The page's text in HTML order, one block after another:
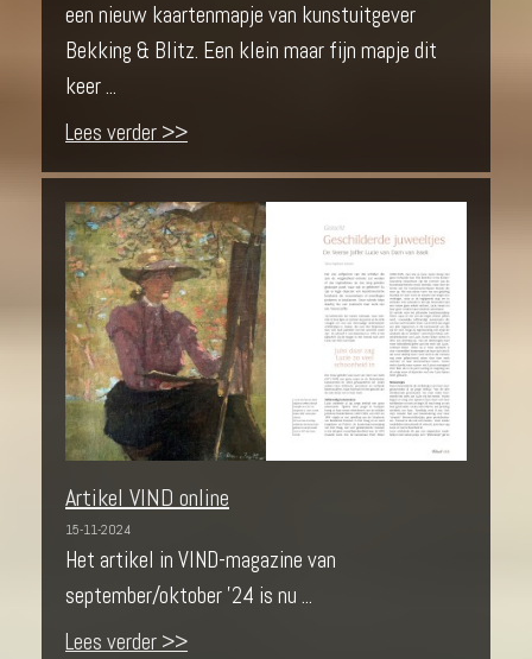
een nieuw kaartenmapje van kunstuitgever
Bekking & Blitz. Een klein maar fijn mapje dit
keer ...
Lees verder >>
Artikel VIND online
15-11-2024
Het artikel in VIND-magazine van
september/oktober '24 is nu ...
Lees verder >>